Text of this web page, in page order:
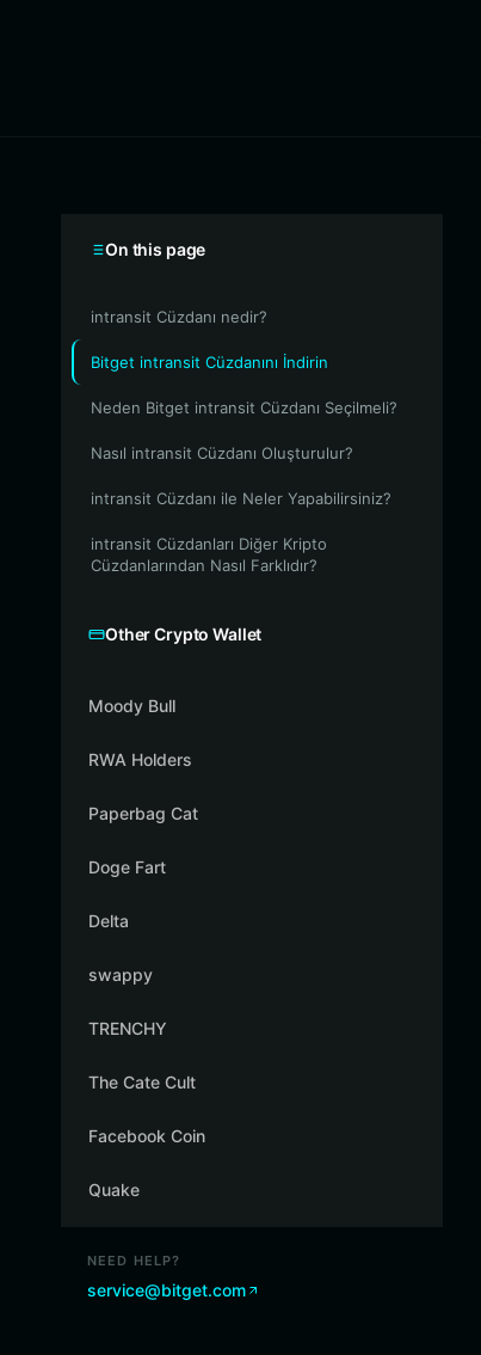
On this page
intransit Cüzdanı nedir?
Bitget intransit Cüzdanını İndirin
Neden Bitget intransit Cüzdanı Seçilmeli?
Nasıl intransit Cüzdanı Oluşturulur?
intransit Cüzdanı ile Neler Yapabilirsiniz?
intransit Cüzdanları Diğer Kripto
Cüzdanlarından Nasıl Farklıdır?
Other Crypto Wallet
Moody Bull
RWA Holders
Paperbag Cat
Doge Fart
Delta
swappy
TRENCHY
The Cate Cult
Facebook Coin
Quake
NEED HELP?
service@bitget.com